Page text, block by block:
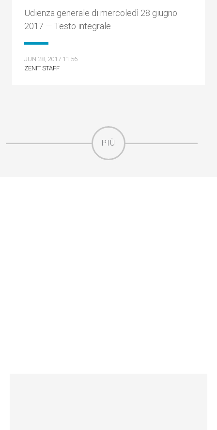
Udienza generale di mercoledì 28 giugno
2017 — Testo integrale
JUN 28, 2017 11:56
ZENIT STAFF
PIÙ